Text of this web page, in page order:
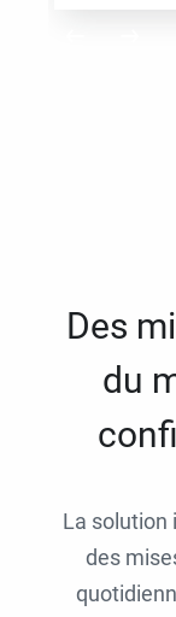
Des
du
La solution
des